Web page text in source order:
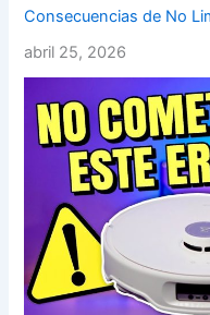
Consecuencias de No
abril 25, 2026